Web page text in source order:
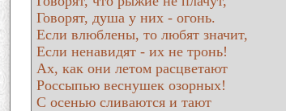
Говорят, душа у них - огонь.
Если влюблены, то любят значит,
Если ненавидят - их не тронь!
Ах, как они летом расцветают
Россыпью веснушек озорных!
С осенью сливаются и тают